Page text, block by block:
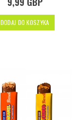
DODAJ DO KOSZYKA